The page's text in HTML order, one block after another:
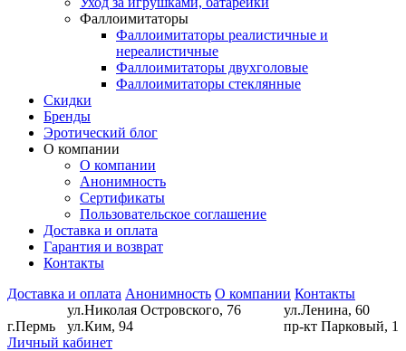
Фаллоимитаторы
Фаллоимитаторы реалистичные и
нереалистичные
Фаллоимитаторы двухголовые
Фаллоимитаторы стеклянные
Скидки
Бренды
Эротический блог
О компании
О компании
Анонимность
Сертификаты
Пользовательское соглашение
Доставка и оплата
Гарантия и возврат
Контакты
Доставка и оплата Анонимность О компании Контакты
г.Пермь
ул.Николая Островского, 76
ул.Ким, 94
ул.Ленина, 60
пр-кт Парковый, 1
Личный кабинет